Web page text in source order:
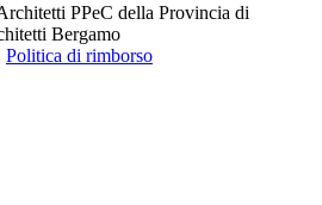
PPeC della Provincia di
Bergamo
Politica di rimborso